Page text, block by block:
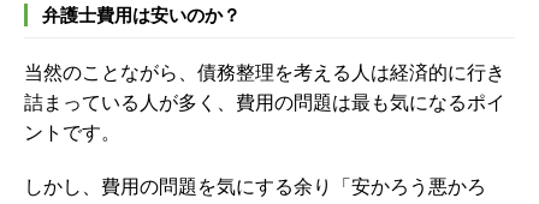
弁護士費用は安いのか？
当然のことながら、債務整理を考える人は経済的に行き
詰まっている人が多く、費用の問題は最も気になるポイ
ントです。
しかし、費用の問題を気にする余り「安かろう悪かろ